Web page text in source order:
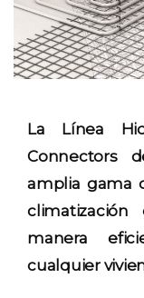
La Línea
Connectors
amplia gama
manera
cualquier